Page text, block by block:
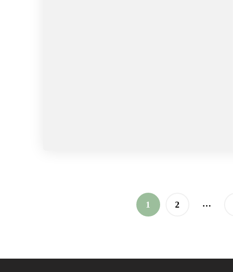
Paginação
posts
PÁGINA
1 PÁGINA
2 …